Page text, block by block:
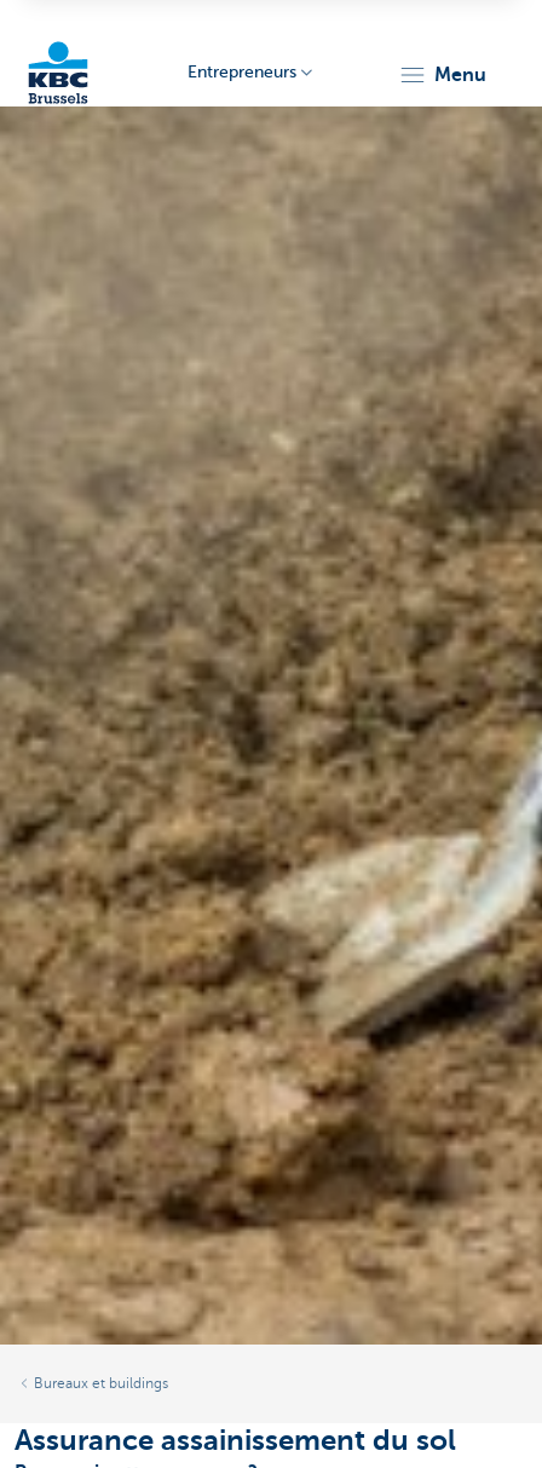
Entrepreneurs menu
Bureaux et buildings
Assurance assainissement du sol